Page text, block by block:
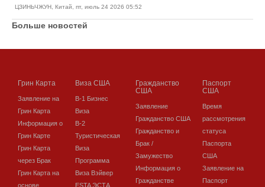
ЦЗИНЬЧЖУН, Китай, пт, июль 24 2026 05:52
Больше новостей
Грин Карта
Заявление на
Грин Карта
Информация о
Грин Карте
Грин Карта
через Брак
Грин Карта на
основе
Виза США
В-1 Бизнес
Виза
В-2
Туристическая
Виза
Программа
Виза Вэйвер
ESTA ЭСТА
Гражданство
США
Заявление
Гражданство США
Гражданство и
Брак /
Замужество
Информация о
Гражданстве
Паспорт
США
Время
рассмотрения
статуса
Паспорта
США
Заявление на
Паспорт